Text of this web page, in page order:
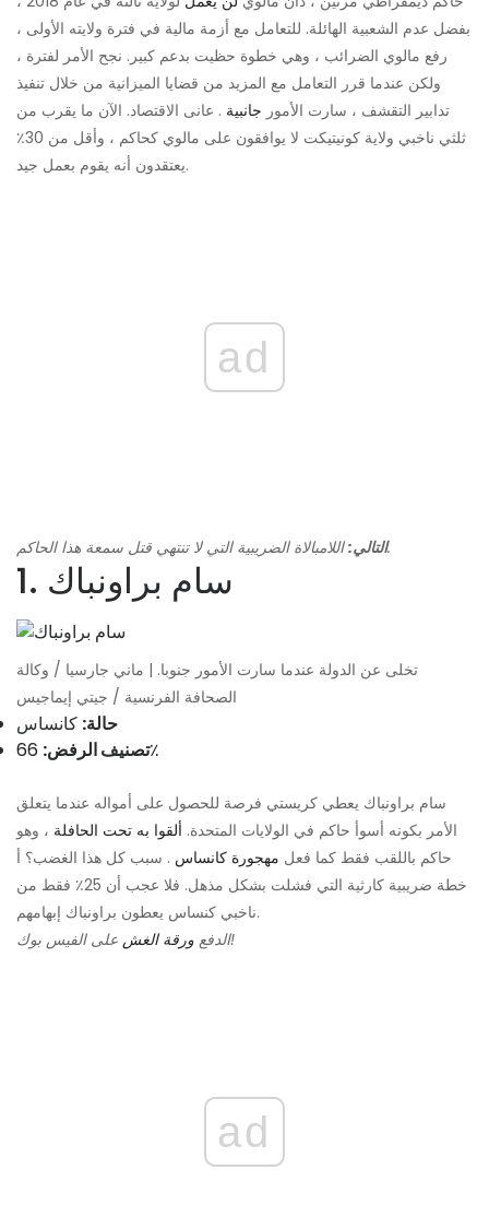
بفضل عدم الشعبية الهائلة. للتعامل مع أزمة مالية في فترة ولايته الأولى ،
رفع مالوي الضرائب ، وهي خطوة حظيت بدعم كبير. نجح الأمر لفترة ،
ولكن عندما قرر التعامل مع المزيد من قضايا الميزانية من خلال تنفيذ
تدابير التقشف ، سارت الأمور جانبية . عانى الاقتصاد. الآن ما يقرب من
ثلثي ناخبي ولاية كونيتيكت لا يوافقون على مالوي كحاكم ، وأقل من 30٪
يعتقدون أنه يقوم بعمل جيد.
ad
التالي:اللامبالاة الضريبية التي لا تنتهي قتل سمعة هذا الحاكم.
1. سام براونباك
تخلى عن الدولة عندما سارت الأمور جنوبا. | ماني جارسيا / وكالة
الصحافة الفرنسية / جيتي إيماجيس
حالة: كانساس
تصنيف الرفض:66٪
سام براونباك يعطي كريستي فرصة للحصول على أمواله عندما يتعلق
الأمر بكونه أسوأ حاكم في الولايات المتحدة. ألقوا به تحت الحافلة ، وهو
حاكم باللقب فقط كما فعل مهجورة كانساس . سبب كل هذا الغضب؟ أ
خطة ضريبية كارثية التي فشلت بشكل مذهل. فلا عجب أن 25٪ فقط من
ناخبي كنساس يعطون براونباك إبهامهم.
الدفع ورقة الغش على الفيس بوك!
ad